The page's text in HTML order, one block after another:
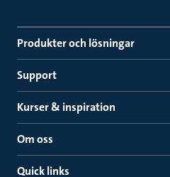
Produkter och lösningar
Support
Kurser & inspiration
Om oss
Quick links